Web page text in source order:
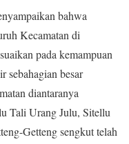
bahwa
Kecamatan di
pada kemampuan
sebahagian besar
diantaranya
Tali Urang Julu, Sitellu
Getteng sengkut telah